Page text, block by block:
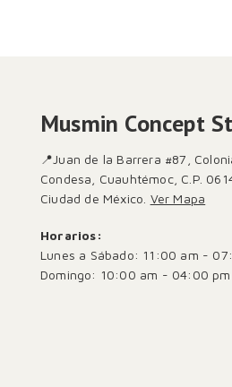
Musmin Concept
📍Juan de la Barrera #87,
Condesa, Cuauhtémoc, C.P.
Ciudad de México. Ver Mapa
Horarios:
Lunes a Sábado: 11:00 am -
Domingo: 10:00 am - 04:00 pm